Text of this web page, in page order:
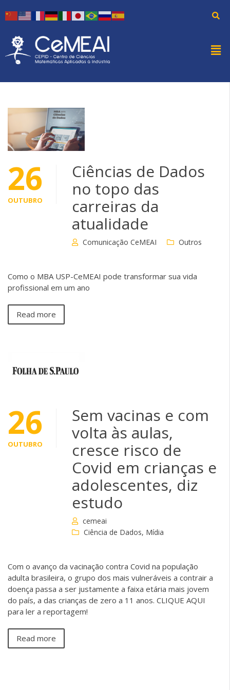
26
OUTUBRO
Ciências de Dados
no topo das
carreiras da
atualidade
Comunicação CeMEAI Outros
Como o MBA USP-CeMEAI pode transformar sua vida
profissional em um ano
Read more
26
OUTUBRO
Sem vacinas e com
volta às aulas,
cresce risco de
Covid em crianças e
adolescentes, diz
estudo
cemeai
Ciência de Dados, Mídia
Com o avanço da vacinação contra Covid na população
adulta brasileira, o grupo dos mais vulneráveis a contrair a
doença passa a ser justamente a faixa etária mais jovem
do país, a das crianças de zero a 11 anos. CLIQUE AQUI
para ler a reportagem!
Read more